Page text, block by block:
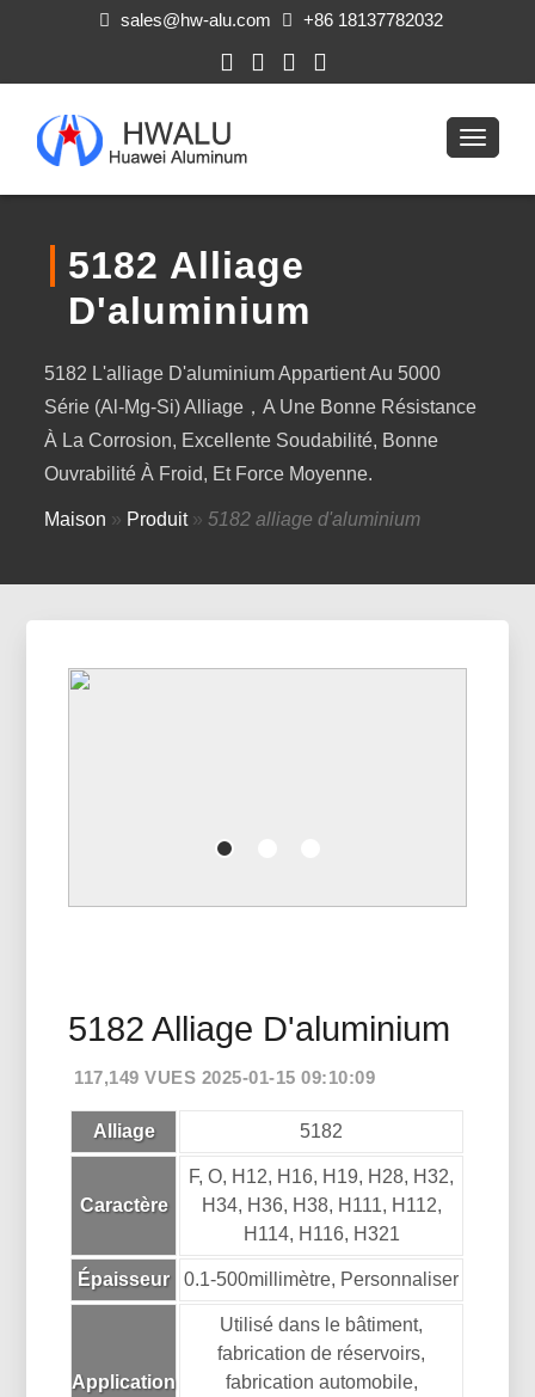
sales@hw-alu.com +86 18137782032
5182 Alliage
D'aluminium
5182 L'alliage D'aluminium Appartient Au 5000
Série (Al-Mg-Si) Alliage，a Une Bonne Résistance
À La Corrosion, Excellente Soudabilité, Bonne
Ouvrabilité À Froid, Et Force Moyenne.
Maison » Produit»5182 alliage d'aluminium
5182 Alliage D'aluminium
117,149 VUES 2025-01-15 09:10:09
Alliage 5182
Caractère
F, O, H12, H16, H19, H28, H32,
H34, H36, H38, H111, H112,
H114, H116, H321
Épaisseur 0.1-500millimètre, Personnaliser
Application
Utilisé dans le bâtiment,
fabrication de réservoirs,
fabrication automobile,